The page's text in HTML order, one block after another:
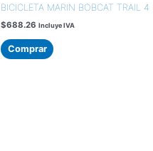
BICICLETA MARIN BOBCAT TRAIL 4
$688.26 Incluye IVA
Comprar